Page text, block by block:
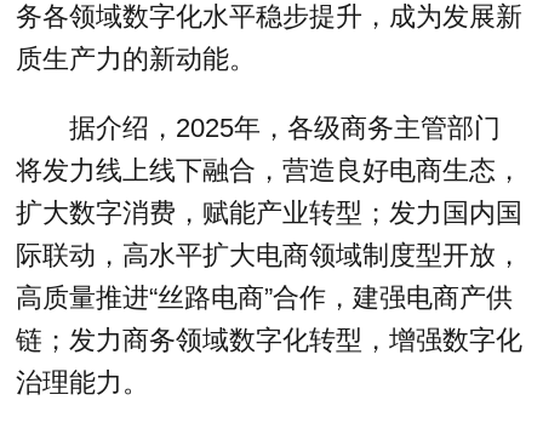
务各领域数字化水平稳步提升，成为发展新
质生产力的新动能。
据介绍，2025年，各级商务主管部门
将发力线上线下融合，营造良好电商生态，
扩大数字消费，赋能产业转型；发力国内国
际联动，高水平扩大电商领域制度型开放，
高质量推进“丝路电商”合作，建强电商产供
链；发力商务领域数字化转型，增强数字化
治理能力。